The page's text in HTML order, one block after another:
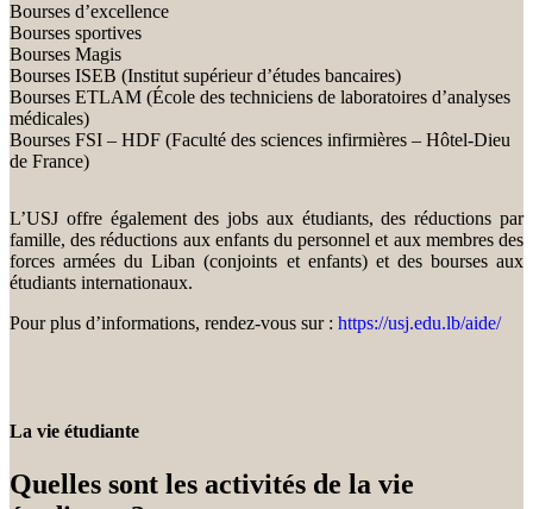
Bourses d’excellence
Bourses sportives
Bourses Magis
Bourses ISEB (Institut supérieur d’études bancaires)
Bourses ETLAM (École des techniciens de laboratoires d’analyses
médicales)
Bourses FSI – HDF (Faculté des sciences infirmières – Hôtel-Dieu
de France)
L’USJ offre également des jobs aux étudiants, des réductions par
famille, des réductions aux enfants du personnel et aux membres des
forces armées du Liban (conjoints et enfants) et des bourses aux
étudiants internationaux.
Pour plus d’informations, rendez-vous sur : https://usj.edu.lb/aide/
La vie étudiante
Quelles sont les activités de la vie